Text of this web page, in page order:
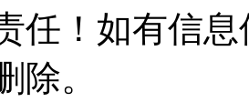
任！如有信
除。